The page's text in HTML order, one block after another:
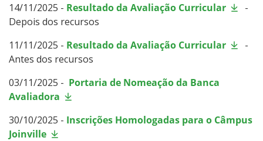
14/11/2025 - Resultado da Avaliação Curricular
-
Depois dos recursos
11/11/2025 - Resultado da Avaliação Curricular
-
Antes dos recursos
03/11/2025 - Portaria de Nomeação da Banca
Avaliadora
30/10/2025 - Inscrições Homologadas para o Câmpus
Joinville